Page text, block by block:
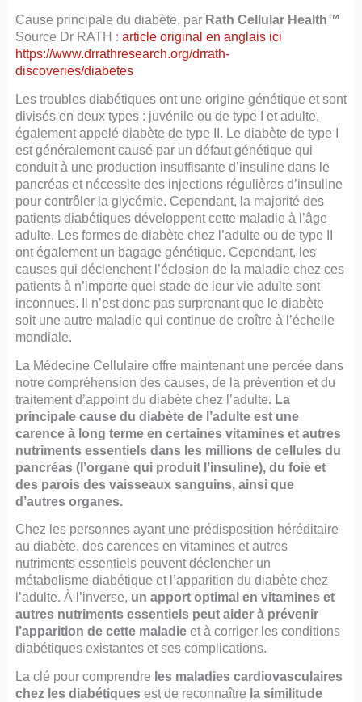
Cause principale du diabète, par Rath Cellular Health™
Source Dr RATH : article original en anglais ici
https://www.drrathresearch.org/drrath-
discoveries/diabetes
Les troubles diabétiques ont une origine génétique et sont
divisés en deux types : juvénile ou de type I et adulte,
également appelé diabète de type II. Le diabète de type I
est généralement causé par un défaut génétique qui
conduit à une production insuffisante d’insuline dans le
pancréas et nécessite des injections régulières d’insuline
pour contrôler la glycémie. Cependant, la majorité des
patients diabétiques développent cette maladie à l’âge
adulte. Les formes de diabète chez l’adulte ou de type II
ont également un bagage génétique. Cependant, les
causes qui déclenchent l’éclosion de la maladie chez ces
patients à n’importe quel stade de leur vie adulte sont
inconnues. Il n’est donc pas surprenant que le diabète
soit une autre maladie qui continue de croître à l’échelle
mondiale.
La Médecine Cellulaire offre maintenant une percée dans
notre compréhension des causes, de la prévention et du
traitement d’appoint du diabète chez l’adulte. La
principale cause du diabète de l’adulte est une
carence à long terme en certaines vitamines et autres
nutriments essentiels dans les millions de cellules du
pancréas (l’organe qui produit l’insuline), du foie et
des parois des vaisseaux sanguins, ainsi que
d’autres organes.
Chez les personnes ayant une prédisposition héréditaire
au diabète, des carences en vitamines et autres
nutriments essentiels peuvent déclencher un
métabolisme diabétique et l’apparition du diabète chez
l’adulte. À l’inverse, un apport optimal en vitamines et
autres nutriments essentiels peut aider à prévenir
l’apparition de cette maladieet à corriger les conditions
diabétiques existantes et ses complications.
La clé pour comprendre les maladies cardiovasculaires
chez les diabétiquesest de reconnaître la similitude